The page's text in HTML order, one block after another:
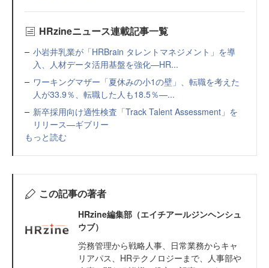
HRzineニュース連載記事一覧
小岩井乳業が「HRBrain タレントマネジメント」を導
入、人材データ活用基盤を強化—HR...
ワーキングマザー「夏休みの小1の壁」、転職を考えた
人が33.9％、転職した人も18.5％—...
新卒採用向け適性検査「Track Talent Assessment」を
リリース—ギブリー
もっと読む
この記事の著者
HRzine編集部（エイチアールジンヘンシュ
ウブ）
労務管理から戦略人事、日常業務からキャ
リアパス、HRテクノロジーまで、人事部や